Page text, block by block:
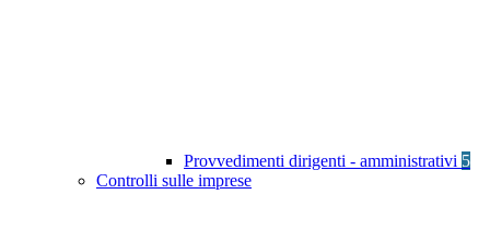
Provvedimenti dirigenti - amministrativi 5
Controlli sulle imprese